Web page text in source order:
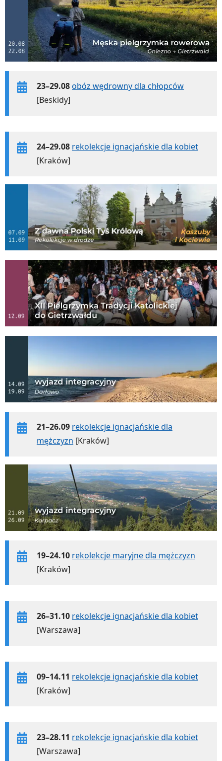
23–29.08obóz wędrowny dla chłopców
[Beskidy]
24–29.08 rekolekcje ignacjańskie dla kobiet
[Kraków]
21–26.09 rekolekcje ignacjańskie dla
mężczyzn [Kraków]
19–24.10 rekolekcje maryjne dla mężczyzn
[Kraków]
26–31.10 rekolekcje ignacjańskie dla kobiet
[Warszawa]
09–14.11 rekolekcje ignacjańskie dla kobiet
[Kraków]
23–28.11 rekolekcje ignacjańskie dla kobiet
[Warszawa]